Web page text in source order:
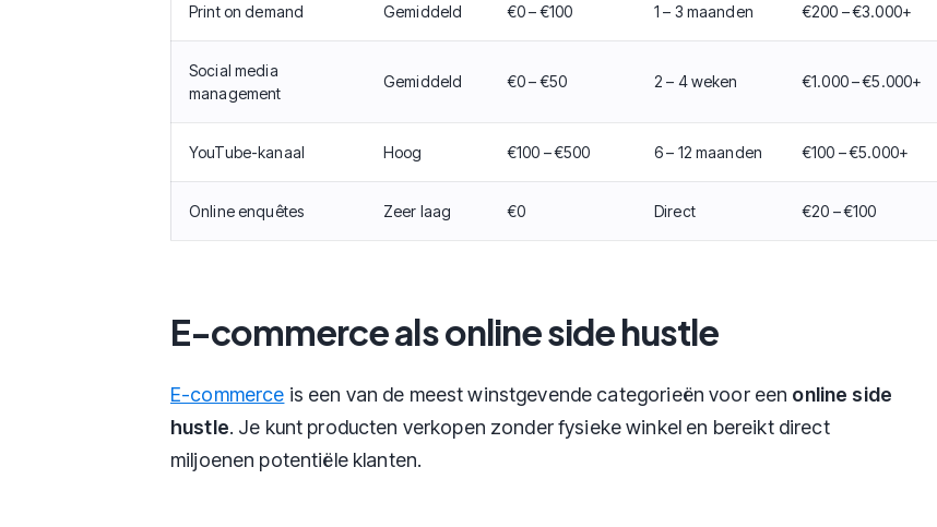
Print on demand Gemiddeld €0 – €100 1 – 3 maanden €200 – €3.000+
Social media
management
Gemiddeld €0 – €50 2 – 4 weken €1.000 – €5.000+
YouTube-kanaal Hoog €100 – €500 6 – 12 maanden €100 – €5.000+
Online enquêtes Zeer laag €0 Direct €20 – €100
E-commerce als online side hustle
E-commerce is een van de meest winstgevende categorieën voor een online side
hustle. Je kunt producten verkopen zonder fysieke winkel en bereikt direct
miljoenen potentiële klanten.